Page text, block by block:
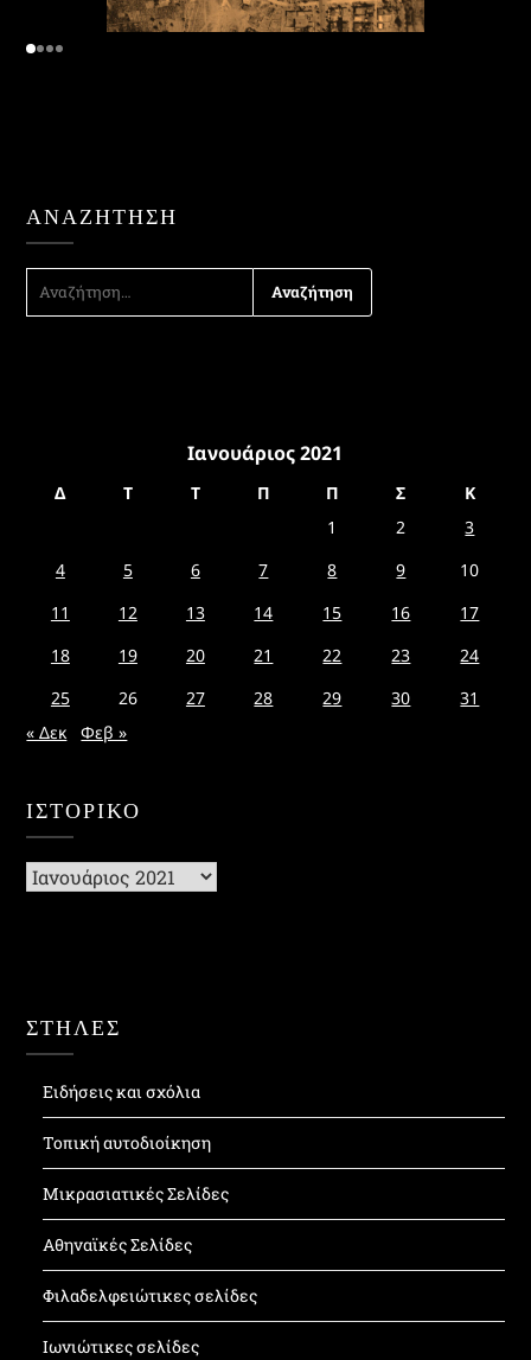
ΑΝΑΖΉΤΗΣΗ
ΑΝΑΖΉΤΗΣΗ
ΓΙΑ:
Ιανουάριος 2021
Δ Τ Τ Π Π Σ
Κ
1
2
3
4
5 6 7 8 9
10
11
12 13 14 15 16
17
18
19 20 21 22 23
24
25
26 27 28 29 30
31
« Δεκ
Φεβ »
ΙΣΤΟΡΙΚΌ
Ιστορικό
ΣΤΗΛΕΣ
Ειδήσεις και σχόλια
Τοπική αυτοδιοίκηση
Μικρασιατικές Σελίδες
Αθηναϊκές Σελίδες
Φιλαδελφειώτικες σελίδες
Ιωνιώτικες σελίδες